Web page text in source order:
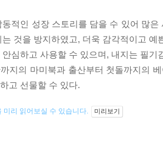
동적인 성장 스토리를 담을 수 있어 많
것을 방지하였고, 더욱 감각적이고
심하고 사용할 수 있으며, 내지는 필
지의 마미북과 출산부터 첫돌까지의
고 선물할 수 있다.
미리 읽어보실 수 있습니다. 미리보기